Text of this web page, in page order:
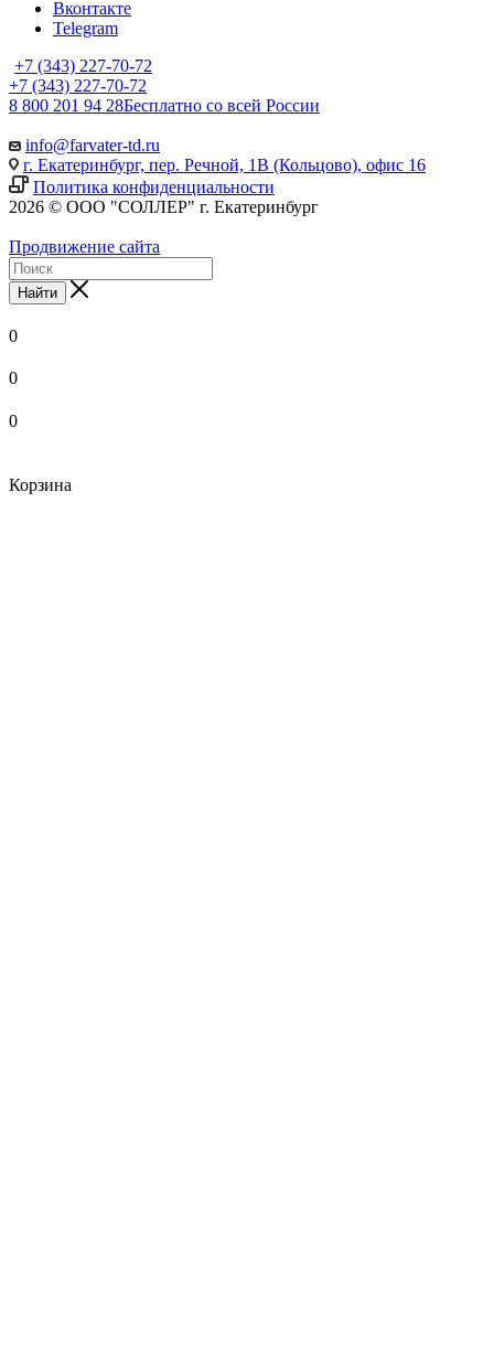
Вконтакте
Telegram
+7 (343) 227-70-72
+7 (343) 227-70-72
8 800 201 94 28Бесплатно со всей России
info@farvater-td.ru
г. Екатеринбург, пер. Речной, 1В (Кольцово), офис 16
Политика конфиденциальности
2026 © ООО "СОЛЛЕР" г. Екатеринбург
Продвижение сайта
Найти
0
0
0
Корзина